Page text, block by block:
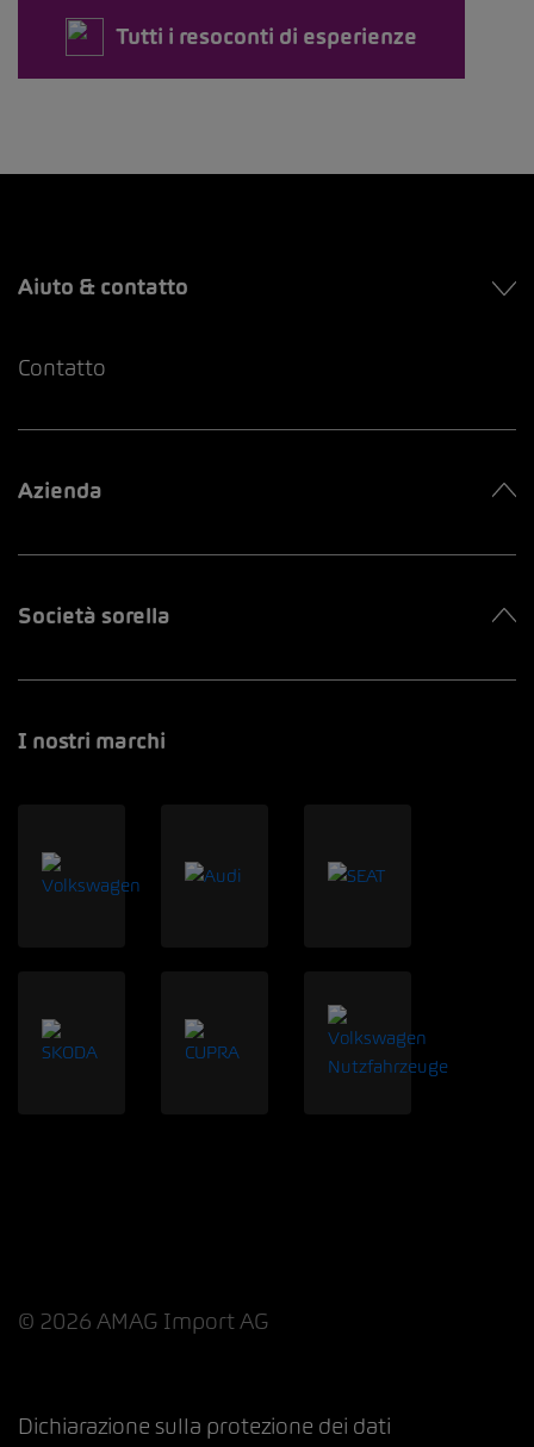
Tutti i resoconti di esperienze
Aiuto & contatto
Contatto
Azienda
Società sorella
I nostri marchi
© 2026 AMAG Import AG
Dichiarazione sulla protezione dei dati